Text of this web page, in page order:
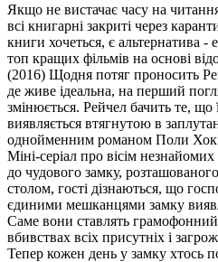
Якщо не вистачає часу на
всі книгарні закриті через
книги хочеться, є альтернатива -
топ кращих фільмів на основі
(2016) Щодня потяг проносить
де живе ідеальна, на перший
змінюється. Рейчел бачить те, що
виявляється втягнутою в
однойменним романом Поли
Міні-серіал про вісім
до чудового замку,
столом, гості дізнаються, що
єдиними мешканцями замку
Саме вони ставлять
вбивствах всіх присутніх і
Тепер кожен день у замку хтось